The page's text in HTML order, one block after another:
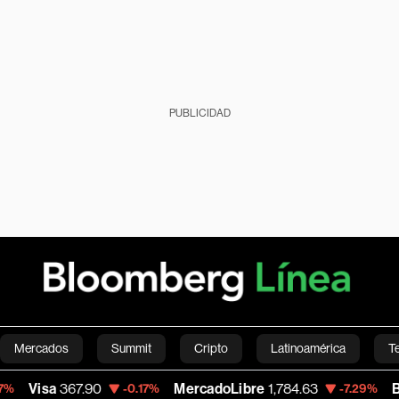
PUBLICIDAD
Mercados Summit Cripto Latinoamérica
Economía Estilo de vida Mundo Videos
-0.17% MercadoLibre 1,784.63 -7.29% Banco de